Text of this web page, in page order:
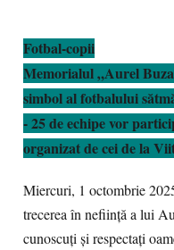
Fotbal-copii
Memorialul „Aurel
simbol al fotbalului
- 25 de echipe vor
organizat de cei de la
Miercuri, 1 octombrie
trecerea în neființă a lui
cunoscuți și respectați